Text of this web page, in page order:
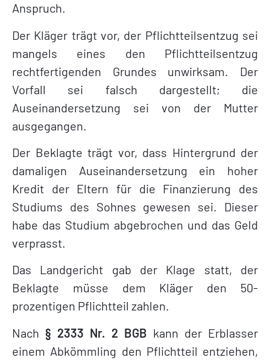
Anspruch.
Der Kläger trägt vor, der Pflichtteilsentzug sei
mangels eines den Pflichtteilsentzug
rechtfertigenden Grundes unwirksam. Der
Vorfall sei falsch dargestellt; die
Auseinandersetzung sei von der Mutter
ausgegangen.
Der Beklagte trägt vor, dass Hintergrund der
damaligen Auseinandersetzung ein hoher
Kredit der Eltern für die Finanzierung des
Studiums des Sohnes gewesen sei. Dieser
habe das Studium abgebrochen und das Geld
verprasst.
Das Landgericht gab der Klage statt, der
Beklagte müsse dem Kläger den 50-
prozentigen Pflichtteil zahlen.
Nach§ 2333 Nr. 2 BGB kann der Erblasser
einem Abkömmling den Pflichtteil entziehen,